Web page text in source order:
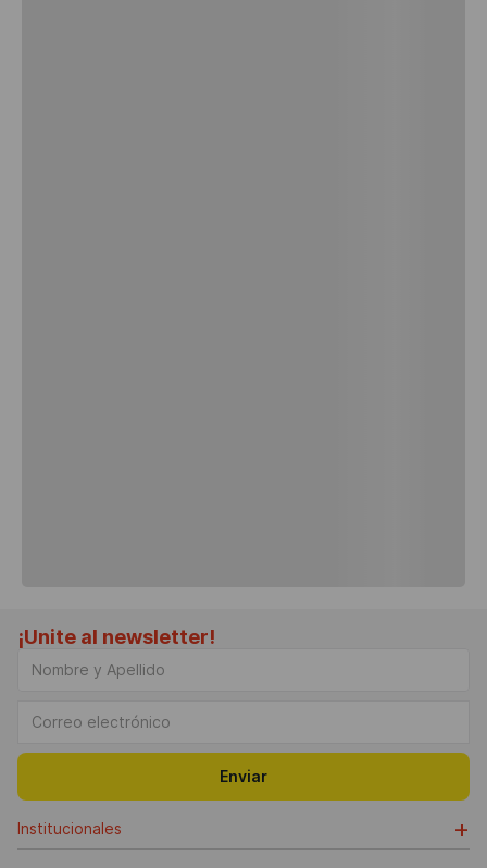
¡Unite al newsletter!
Enviar
Institucionales
+